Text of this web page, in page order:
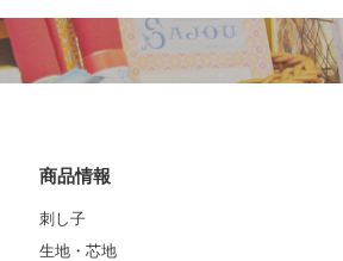
商品情報
刺し子
生地・芯地